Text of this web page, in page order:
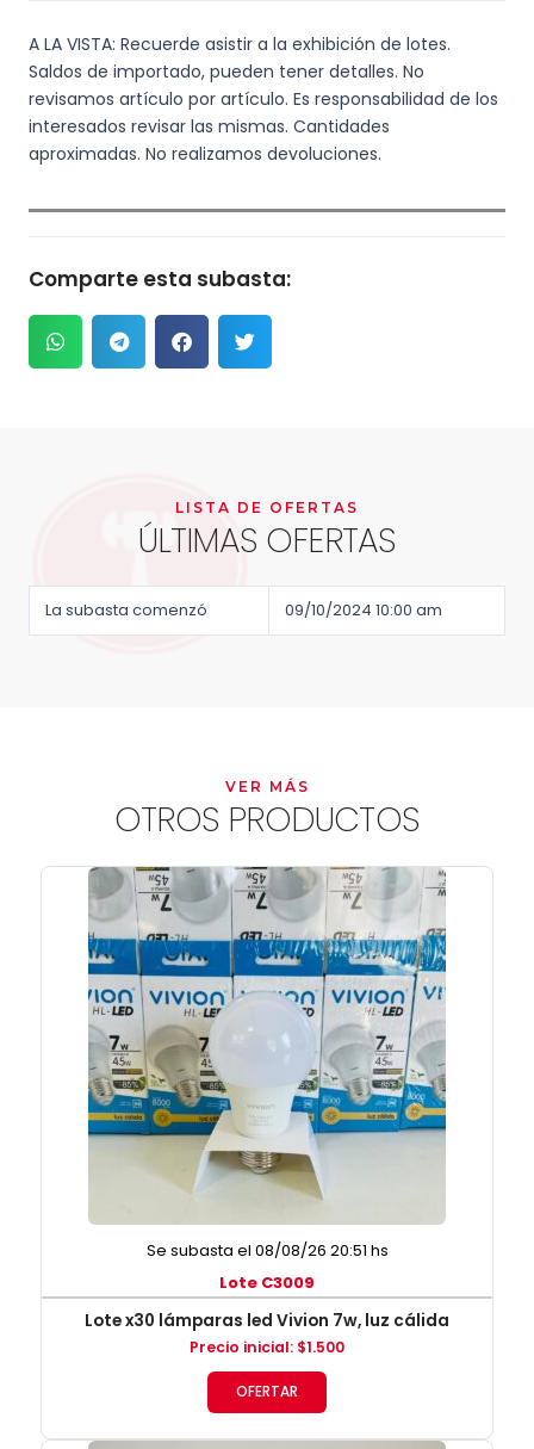
A LA VISTA: Recuerde asistir a la exhibición de lotes.
Saldos de importado, pueden tener detalles. No
revisamos artículo por artículo. Es responsabilidad de los
interesados revisar las mismas. Cantidades
aproximadas. No realizamos devoluciones.
Comparte esta subasta:
LISTA DE OFERTAS
ÚLTIMAS OFERTAS
La subasta comenzó 09/10/2024 10:00 am
VER MÁS
OTROS PRODUCTOS
Se subasta el 08/08/26 20:51 hs
Lote C3009
Lote x30 lámparas led Vivion 7w, luz cálida
Precio inicial: $1.500
OFERTAR